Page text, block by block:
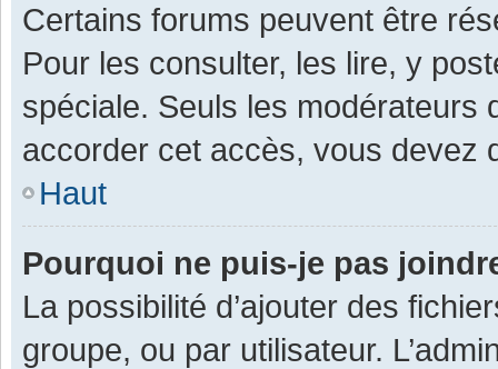
Certains forums peuvent être
Pour les consulter, les lire, y
spéciale. Seuls les modérateurs
accorder cet accès, vous devez
Haut
Pourquoi ne puis-je pas
La possibilité d’ajouter des
groupe, ou par utilisateur.